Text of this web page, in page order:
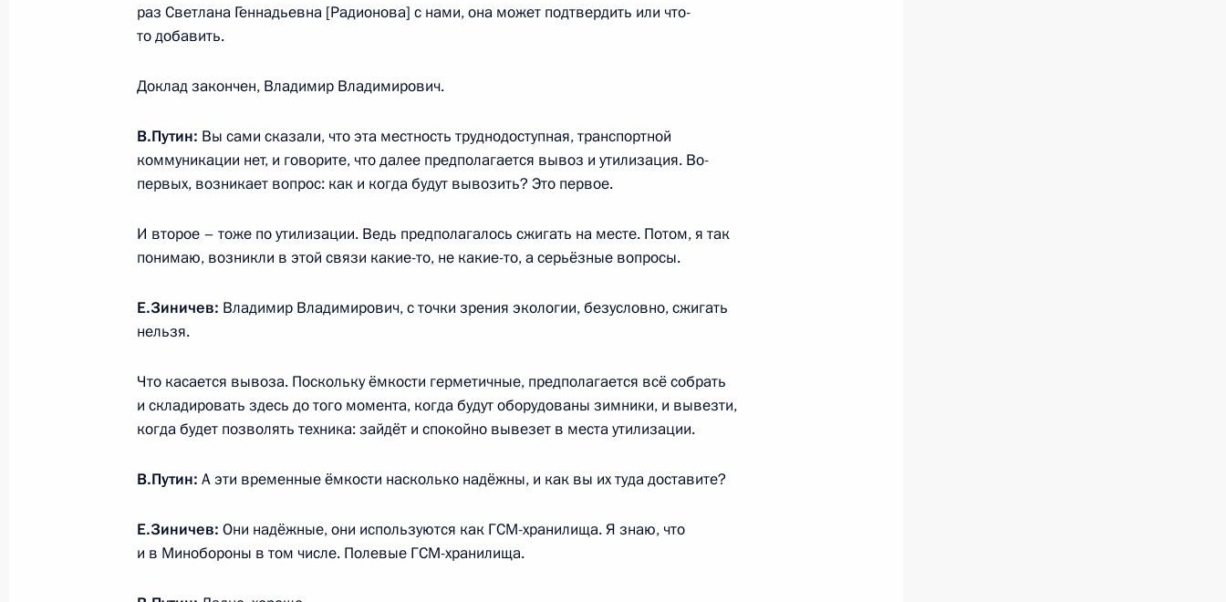
Рабочая встреча с губернатором Пензенской области Иваном
Белозерцевым
10 июня 2020 года, среда
Рабочая встреча с губернатором Ленинградской области
10 июня 2020 года, 17:45 Московская область, Ново-Огарёво
Совещание по вопросам развития информационно-
10 июня 2020 года, 15:30 Московская область, Ново-Огарёво
9 июня 2020 года, вторник
Грефом
раз Светлана Геннадьевна [Радионова] с нами, она может подтвердить или что-
то добавить.
Доклад закончен, Владимир Владимирович.
В.Путин: Вы сами сказали, что эта местность труднодоступная, транспортной
коммуникации нет, и говорите, что далее предполагается вывоз и утилизация. Во-
первых, возникает вопрос: как и когда будут вывозить? Это первое.
И второе – тоже по утилизации. Ведь предполагалось сжигать на месте. Потом, я так
понимаю, возникли в этой связи какие-то, не какие-то, а серьёзные вопросы.
Е.Зиничев: Владимир Владимирович, с точки зрения экологии, безусловно, сжигать
нельзя.
Что касается вывоза. Поскольку ёмкости герметичные, предполагается всё собрать
и складировать здесь до того момента, когда будут оборудованы зимники, и вывезти,
когда будет позволять техника: зайдёт и спокойно вывезет в места утилизации.
В.Путин: А эти временные ёмкости насколько надёжны, и как вы их туда доставите?
Е.Зиничев: Они надёжные, они используются как ГСМ-хранилища. Я знаю, что
и в Минобороны в том числе. Полевые ГСМ-хранилища.